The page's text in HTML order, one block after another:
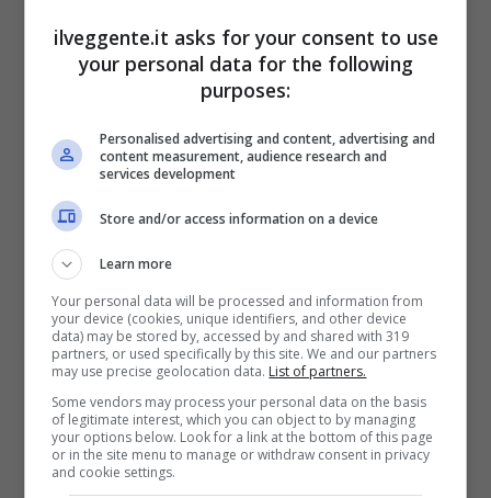
BONUS BENVENUTO GOLDBET: 2.050€
Per i nuovi registrati: 100% fino a 2.000€ in Bonus
Scommesse + 50% del primo deposito fino a 50€
2050€
Mostra Informazioni
BONUS BENVENUTO LOTTOMATICA: 2050€
ilveggente.it asks for your consent to use
your personal data for the following
purposes:
Personalised advertising and content, advertising and
content measurement, audience research and
services development
Store and/or access information on a device
Learn more
Your personal data will be processed and information from
your device (cookies, unique identifiers, and other device
data) may be stored by, accessed by and shared with 319
partners, or used specifically by this site. We and our partners
may use precise geolocation data. List of partners.
Some vendors may process your personal data on the basis
of legitimate interest, which you can object to by managing
your options below. Look for a link at the bottom of this page
or in the site menu to manage or withdraw consent in privacy
and cookie settings.